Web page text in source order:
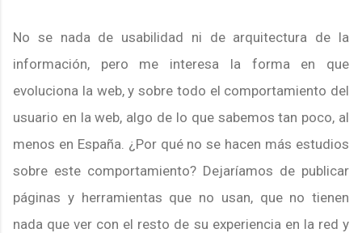
No se nada de usabilidad ni de arquitectura de la
información, pero me interesa la forma en que
evoluciona la web, y sobre todo el comportamiento del
usuario en la web, algo de lo que sabemos tan poco, al
menos en España. ¿Por qué no se hacen más estudios
sobre este comportamiento? Dejaríamos de publicar
páginas y herramientas que no usan, que no tienen
nada que ver con el resto de su experiencia en la red y